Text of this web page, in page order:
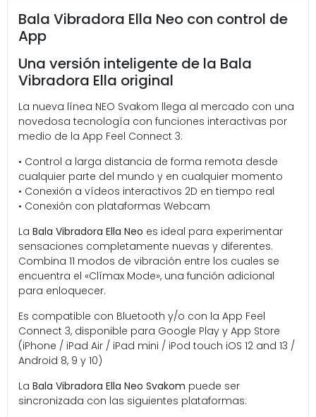
Bala Vibradora Ella Neo con control de
App
Una versión inteligente de la Bala
Vibradora Ella original
La nueva línea NEO Svakom llega al mercado con una
novedosa tecnología con funciones interactivas por
medio de la App Feel Connect 3:
• Control a larga distancia de forma remota desde
cualquier parte del mundo y en cualquier momento
• Conexión a vídeos interactivos 2D en tiempo real
• Conexión con plataformas Webcam
La Bala Vibradora Ella Neo es ideal para experimentar
sensaciones completamente nuevas y diferentes.
Combina 11 modos de vibración entre los cuales se
encuentra el «Clímax Mode», una función adicional
para enloquecer.
Es compatible con Bluetooth y/o con la App Feel
Connect 3, disponible para Google Play y App Store
(iPhone / iPad Air / iPad mini / iPod touch iOS 12 and 13 /
Android 8, 9 y 10)
La Bala Vibradora Ella Neo Svakom puede ser
sincronizada con las siguientes plataformas: